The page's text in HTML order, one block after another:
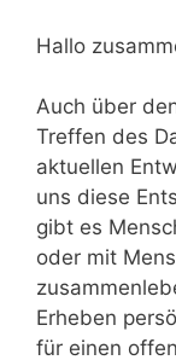
Hallo
Auch über
Treffen des
aktuellen
uns diese
gibt es
oder mit
Erheben
für einen